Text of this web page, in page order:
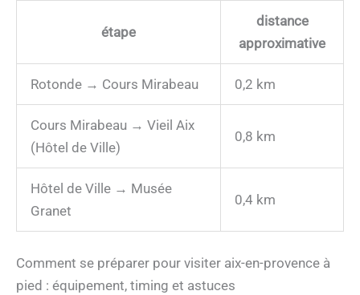
étape
distance
approximative
Rotonde → Cours Mirabeau 0,2 km
Cours Mirabeau → Vieil Aix
(Hôtel de Ville)
0,8 km
Hôtel de Ville → Musée
Granet
0,4 km
Comment se préparer pour visiter aix-en-provence à
pied : équipement, timing et astuces